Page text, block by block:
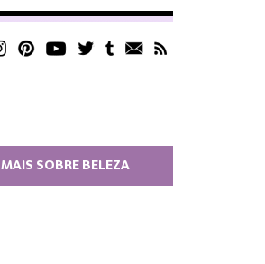
MAIS SOBRE BELEZA